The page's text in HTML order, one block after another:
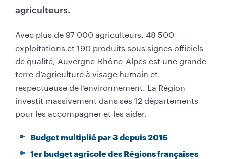
agriculteurs.
Avec plus de 97 000 agriculteurs, 48 500
exploitations et 190 produits sous signes officiels
de qualité, Auvergne-Rhône-Alpes est une grande
terre d’agriculture à visage humain et
respectueuse de l’environnement. La Région
investit massivement dans ses 12 départements
pour les accompagner et les aider.
Budget multiplié par 3 depuis 2016
1er budget agricole des Régions françaises